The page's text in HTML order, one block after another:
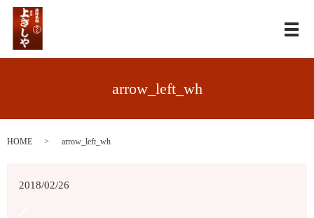
メ
arrow_left_wh
HOME arrow_left_wh
2018/02/26